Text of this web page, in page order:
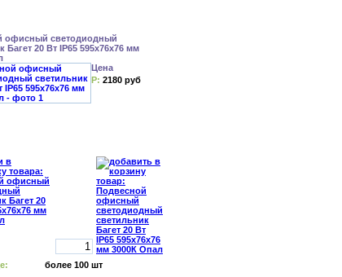
офисный светодиодный
Багет 20 Вт IP65 595x76x76 мм
Цена
Р: 2180 руб
более 100 шт